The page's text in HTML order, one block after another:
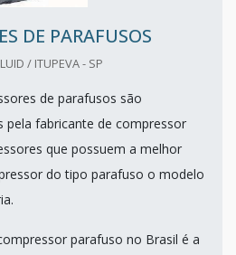
DE PARAFUSOS
/ ITUPEVA - SP
de parafusos são
pela fabricante de compressor
que possuem a melhor
do tipo parafuso o modelo
parafuso no Brasil é a